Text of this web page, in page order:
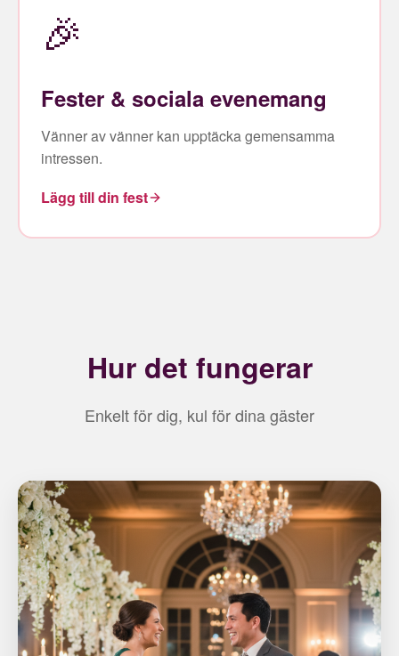
🎉
Fester & sociala evenemang
Vänner av vänner kan upptäcka gemensamma
intressen.
Lägg till din fest
Hur det fungerar
Enkelt för dig, kul för dina gäster